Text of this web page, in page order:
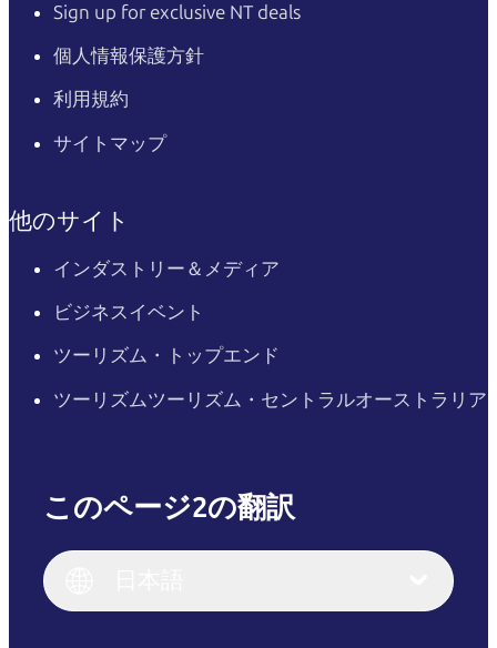
Sign up for exclusive NT deals
個人情報保護方針
利用規約
サイトマップ
他のサイト
インダストリー＆メディア
ビジネスイベント
ツーリズム・トップエンド
ツーリズムツーリズム・セントラルオーストラリア
このページ2の翻訳
English (US)